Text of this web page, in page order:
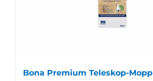
Bona Premium Teleskop-Mopp